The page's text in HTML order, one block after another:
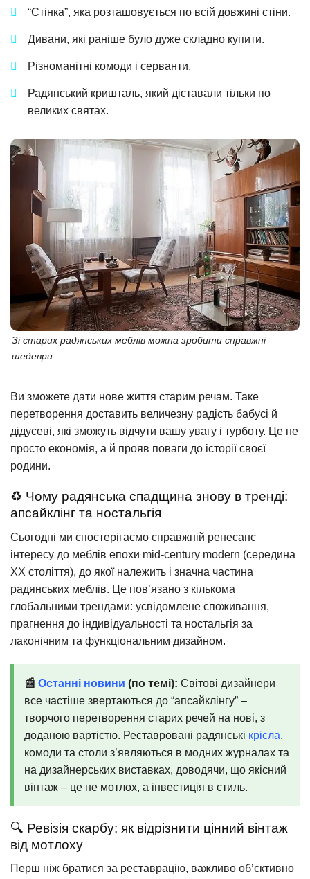
“Стінка”, яка розташовується по всій довжині стіни.
Дивани, які раніше було дуже складно купити.
Різноманітні комоди і серванти.
Радянський кришталь, який діставали тільки по
великих святах.
Зі старих радянських меблів можна зробити справжні
шедеври
Ви зможете дати нове життя старим речам. Таке
перетворення доставить величезну радість бабусі й
дідусеві, які зможуть відчути вашу увагу і турботу. Це не
просто економія, а й прояв поваги до історії своєї
родини.
♻️ Чому радянська спадщина знову в тренді:
апсайклінг та ностальгія
Сьогодні ми спостерігаємо справжній ренесанс
інтересу до меблів епохи mid-century modern (середина
XX століття), до якої належить і значна частина
радянських меблів. Це пов’язано з кількома
глобальними трендами: усвідомлене споживання,
прагнення до індивідуальності та ностальгія за
лаконічним та функціональним дизайном.
📰 Останні новини (по темі): Світові дизайнери
все частіше звертаються до “апсайклінгу” –
творчого перетворення старих речей на нові, з
доданою вартістю. Реставровані радянські крісла,
комоди та столи з’являються в модних журналах та
на дизайнерських виставках, доводячи, що якісний
вінтаж – це не мотлох, а інвестиція в стиль.
🔍 Ревізія скарбу: як відрізнити цінний вінтаж
від мотлоху
Перш ніж братися за реставрацію, важливо об’єктивно